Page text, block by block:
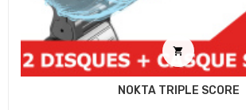

NOKTA TRIPLE SCORE